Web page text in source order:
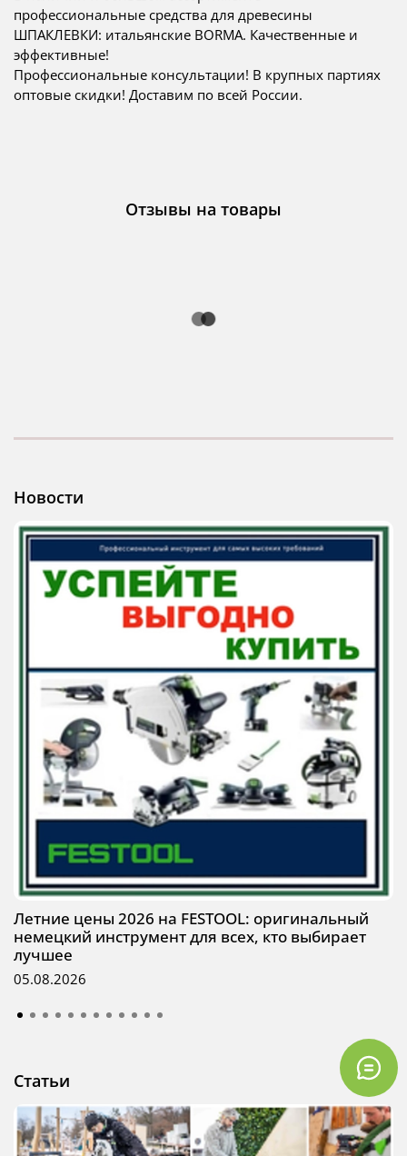
профессиональные средства для древесины
ШПАКЛЕВКИ: итальянские BORMA. Качественные и
эффективные!
Профессиональные консультации! В крупных партиях
оптовые скидки! Доставим по всей России.
Отзывы на товары
Новости
Летние цены 2026 на FESTOOL: оригинальный
немецкий инструмент для всех, кто выбирает
лучшее
05.08.2026
Статьи